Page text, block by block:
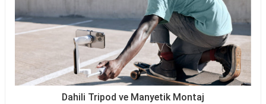
Dahili Tripod ve Manyetik Montaj